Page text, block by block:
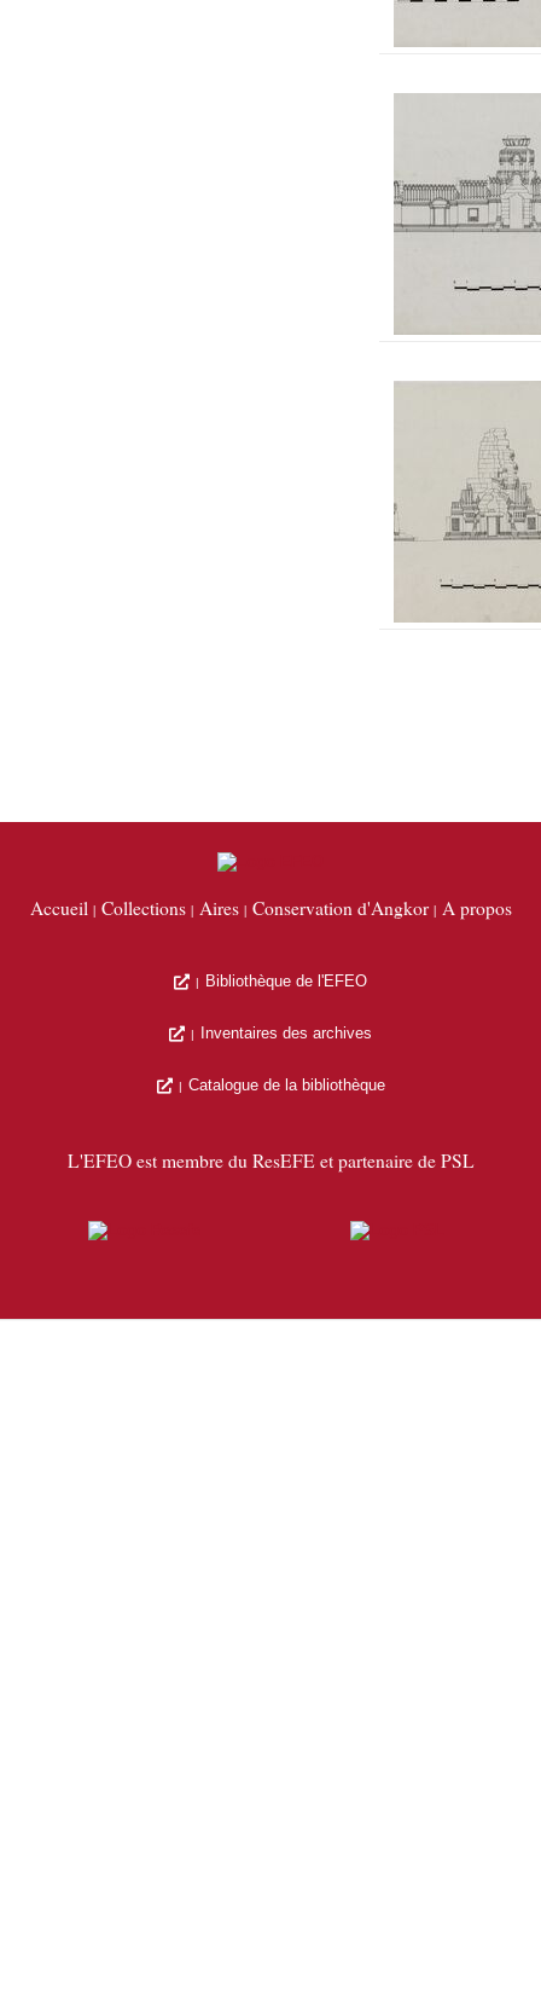
Accueil Collections Aires Conservation d'Angkor A propos
Bibliothèque de l'EFEO
Inventaires des archives
Catalogue de la bibliothèque
L'EFEO est membre du ResEFE et partenaire de PSL